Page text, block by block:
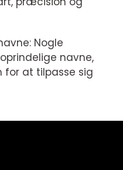
Nogle
navne,
at tilpasse sig